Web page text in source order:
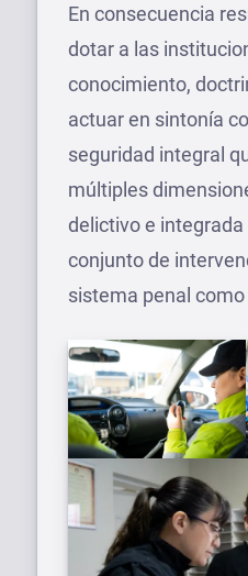
En consecuencia
dotar a las
conocimiento,
actuar en sintonía
seguridad integral
múltiples
delictivo e
conjunto de
sistema penal